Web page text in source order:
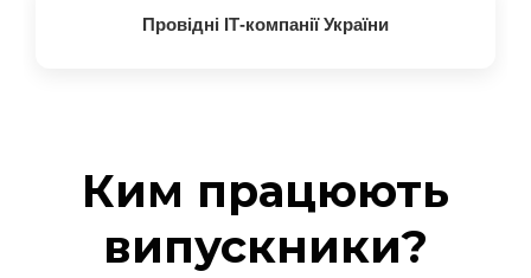
Провідні ІТ-компанії України
Ким працюють
випускники?